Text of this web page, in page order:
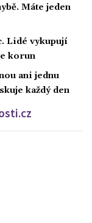
Máte jeden
Lidé vykupují
korun
ani jednu
každý den